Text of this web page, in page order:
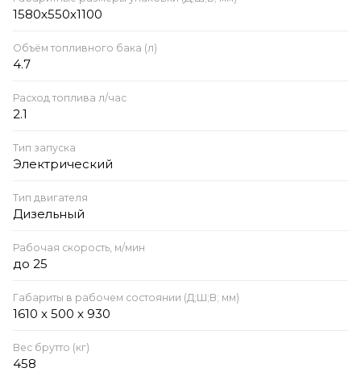
1580х550х1100
Объём топливного бака (л)
4.7
Расход топлива л/час
2.1
Тип запуска
Электрический
Тип двигателя
Дизельный
Рабочая скорость, м/мин
до 25
Габариты в рабочем состоянии (Д;Ш;В; мм)
1610 x 500 x 930
Вес брутто (кг)
458